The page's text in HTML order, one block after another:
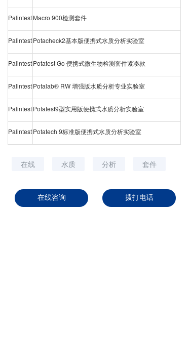
拨打电话
在线咨询
PalintestMacro 900检测套件
PalintestPotacheck2基本版便携式水质分析实验室
PalintestPotatest Go 便携式微生物检测套件紧凑款
PalintestPotalab® RW 增强版水质分析专业实验室
PalintestPotatest9型实用版便携式水质分析实验室
PalintestPotatech 9标准版便携式水质分析实验室
在线 水质 分析 套件
上一篇 :
污水处理
下一篇 : 英国湃英斯（Pi）亮相2022中国（南昌）水博览会